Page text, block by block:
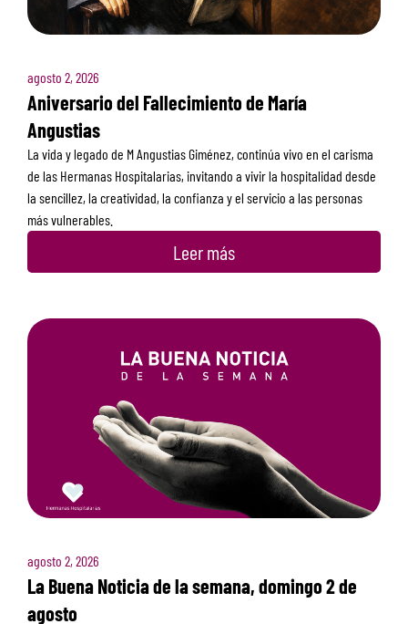
agosto 2, 2026
Aniversario del Fallecimiento de María
Angustias
La vida y legado de M Angustias Giménez, continúa vivo en el carisma
de las Hermanas Hospitalarias, invitando a vivir la hospitalidad desde
la sencillez, la creatividad, la confianza y el servicio a las personas
más vulnerables.
Leer más
agosto 2, 2026
La Buena Noticia de la semana, domingo 2 de
agosto